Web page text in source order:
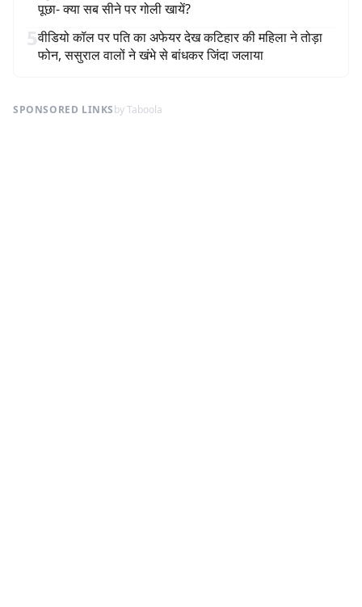
पूछा- क्या सब सीने पर गोली खायें?
5वीडियो कॉल पर पति का अफेयर देख कटिहार की महिला ने तोड़ा
फोन, ससुराल वालों ने खंभे से बांधकर जिंदा जलाया
SPONSORED LINKSby Taboola